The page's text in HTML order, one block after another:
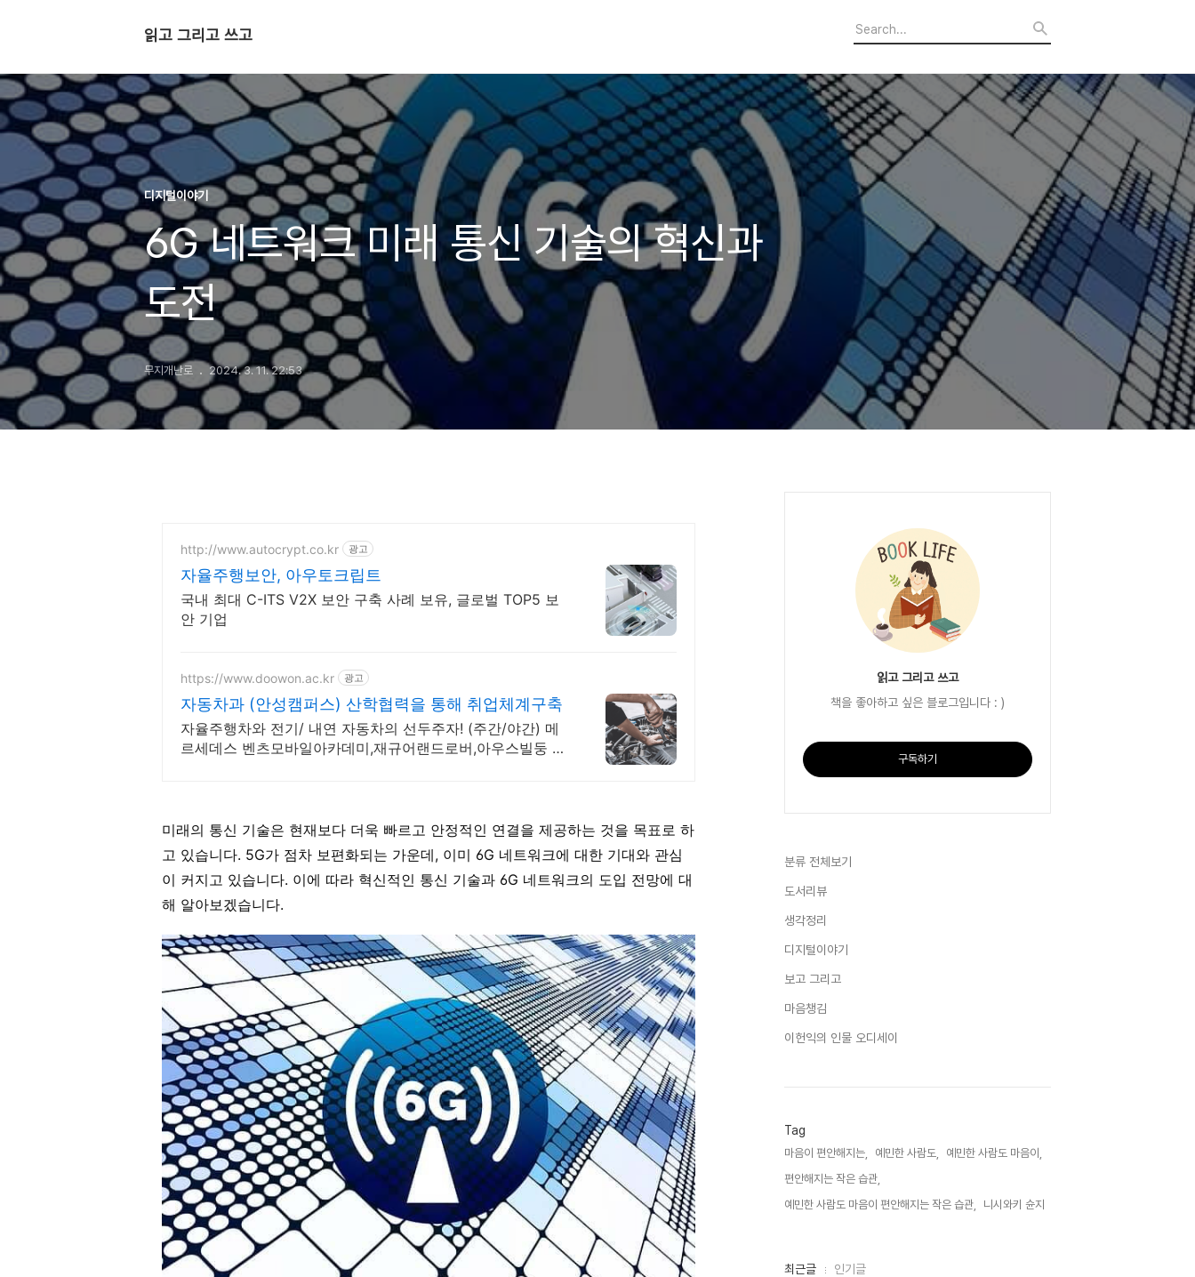
읽고 그리고 쓰고
디지털이야기
6G 네트워크 미래 통신 기술의 혁신과
도전
무지개난로 2024. 3. 11. 22:53
http://www.autocrypt.co.kr 광고
자율주행보안, 아우토크립트
국내 최대 C-ITS V2X 보안 구축 사례 보유, 글로벌 TOP5 보
안 기업
https://www.doowon.ac.kr 광고
자동차과 (안성캠퍼스) 산학협력을 통해 취업체계구축
자율주행차와 전기/ 내연 자동차의 선두주자! (주간/야간) 메
르세데스 벤츠모바일아카데미,재규어랜드로버,아우스빌둥 이
미래의 통신 기술은 현재보다 더욱 빠르고 안정적인 연결을 제공하는 것을 목표로 하
고 있습니다. 5G가 점차 보편화되는 가운데, 이미 6G 네트워크에 대한 기대와 관심
이 커지고 있습니다. 이에 따라 혁신적인 통신 기술과 6G 네트워크의 도입 전망에 대
해 알아보겠습니다.
읽고 그리고 쓰고
책을 좋아하고 싶은 블로그입니다 : )
구독하기
분류 전체보기
도서리뷰
생각정리
디지털이야기
보고 그리고
마음챙김
이헌익의 인물 오디세이
Tag
마음이 편안해지는, 예민한 사람도,
예민한 사람도 마음이,
편안해지는 작은 습관,
예민한 사람도 마음이 편안해지는 작은 습관,
니시와키 슌지,
최
최근글 인기글